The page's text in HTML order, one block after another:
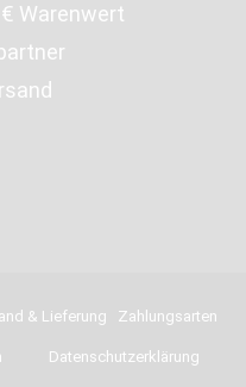
Warenwert
& Lieferung Zahlungsarten
Datenschutzerklärung